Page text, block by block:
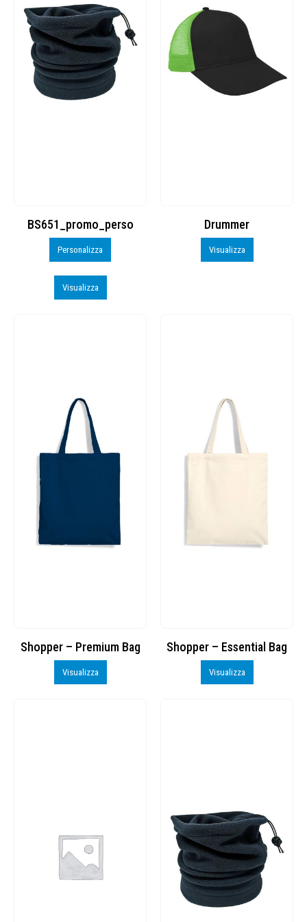
BS651_promo_perso
Personalizza
Visualizza
Drummer
Visualizza
Shopper – Premium Bag
Visualizza
Shopper – Essential Bag
Visualizza